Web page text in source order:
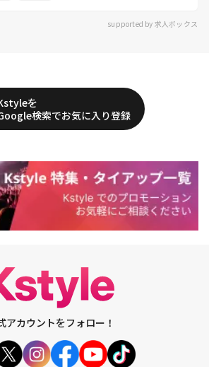
supported by 求人ボックス
を
検索でお気に入り登録
アカウントをフォロー！